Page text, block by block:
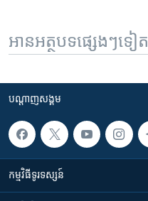
អានអត្ថបទផ្សេងៗទៀត
បណ្តាញ​សង្គម
កម្មវិធី​ទូរទស្សន៍